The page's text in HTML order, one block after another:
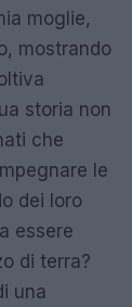
moglie,
mostrando
storia non
che
le
dei loro
essere
di terra?
una